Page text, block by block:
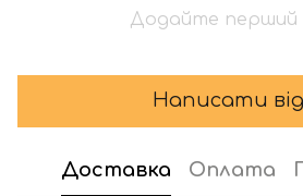
Додайте перший
Написати
Доставка Оплата